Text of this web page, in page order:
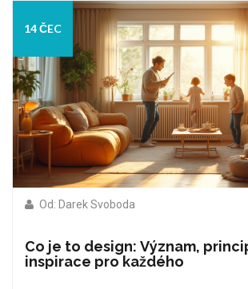
14 ČEC
Od: Darek Svoboda
Co je to design: Význam,
inspirace pro každého